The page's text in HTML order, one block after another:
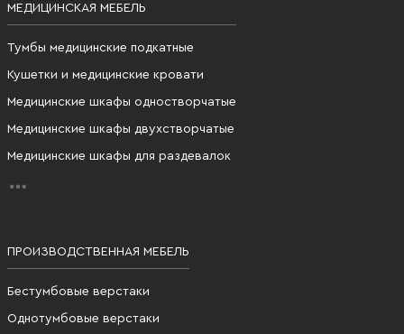
МЕДИЦИНСКАЯ МЕБЕЛЬ
Тумбы медицинские подкатные
Кушетки и медицинские кровати
Медицинские шкафы одностворчатые
Медицинские шкафы двухстворчатые
Медицинские шкафы для раздевалок
ПРОИЗВОДСТВЕННАЯ МЕБЕЛЬ
Бестумбовые верстаки
Однотумбовые верстаки